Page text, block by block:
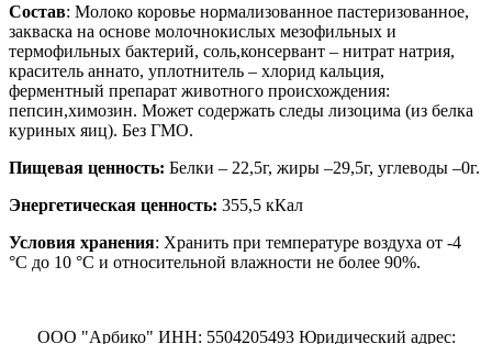
Состав: Молоко коровье нормализованное пастеризованное,
закваска на основе молочнокислых мезофильных и
термофильных бактерий, соль,консервант – нитрат натрия,
краситель аннато, уплотнитель – хлорид кальция,
ферментный препарат животного происхождения:
пепсин,химозин. Может содержать следы лизоцима (из белка
куриных яиц). Без ГМО.
Пищевая ценность: Белки – 22,5г, жиры –29,5г, углеводы –0г.
Энергетическая ценность: 355,5 кКал
Условия хранения: Хранить при температуре воздуха от -4
°С до 10 °С и относительной влажности не более 90%.
ООО "Арбико" ИНН: 5504205493 Юридический адрес: